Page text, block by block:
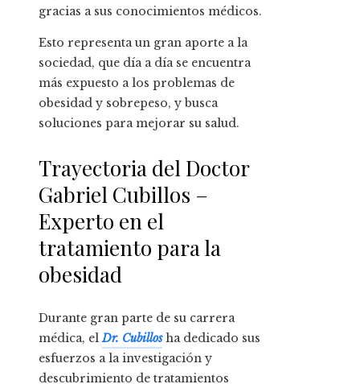
gracias a sus conocimientos médicos.
Esto representa un gran aporte a la
sociedad, que día a día se encuentra
más expuesto a los problemas de
obesidad y sobrepeso, y busca
soluciones para mejorar su salud.
Trayectoria del Doctor
Gabriel Cubillos –
Experto en el
tratamiento para la
obesidad
Durante gran parte de su carrera
médica, elDr. Cubillosha dedicado sus
esfuerzos a la investigación y
descubrimiento de tratamientos